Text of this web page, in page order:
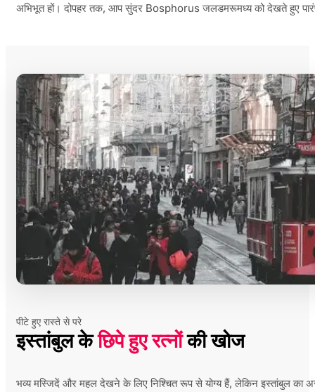
अभिभूत हों। दोपहर तक, आप सुंदर Bosphorus जलडमरूमध्य को देखते हुए
पीटे हुए रास्ते से परे
इस्तांबुल केछिपे हुए रत्नोंकी खोज
भव्य मस्जिदें और महल देखने के लिए निश्चित रूप से योग्य हैं, लेकिन इस्तांबुल